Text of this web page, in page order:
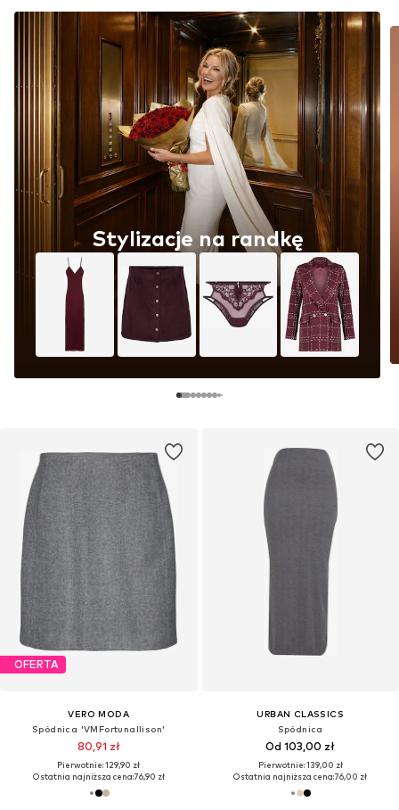
OFERTA
VERO MODA
Spódnica 'VMFortunallison'
80,91 zł
Pierwotnie: 129,90 zł
Ostatnia najniższa cena:76,90 zł
Stylizacje na randkę
URBAN CLASSICS
Spódnica
Od 103,00 zł
Pierwotnie: 139,00 zł
Ostatnia najniższa cena:76,00 zł